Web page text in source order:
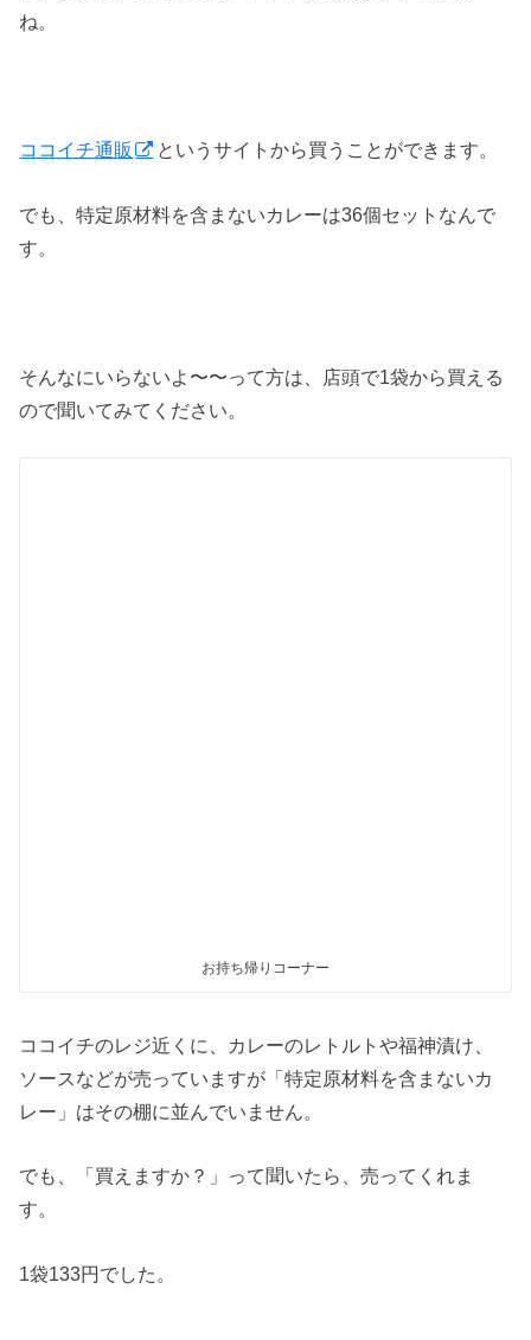
ね。
ココイチ通販 というサイトから買うことができます。
でも、特定原材料を含まないカレーは36個セットなんで
す。
そんなにいらないよ〜〜って方は、店頭で1袋から買える
ので聞いてみてください。
お持ち帰りコーナー
ココイチのレジ近くに、カレーのレトルトや福神漬け、
ソースなどが売っていますが「特定原材料を含まないカ
レー」はその棚に並んでいません。
でも、「買えますか？」って聞いたら、売ってくれま
す。
1袋133円でした。